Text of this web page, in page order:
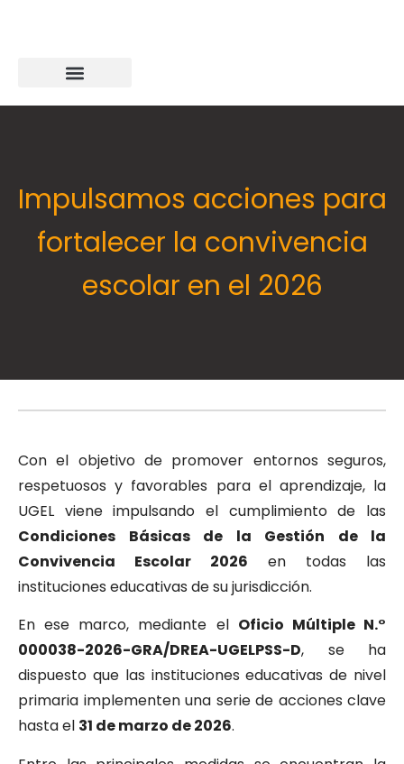
Impulsamos acciones para
fortalecer la convivencia
escolar en el 2026
Con el objetivo de promover entornos seguros,
respetuosos y favorables para el aprendizaje, la
UGEL viene impulsando el cumplimiento de las
Condiciones Básicas de la Gestión de la
Convivencia Escolar 2026 en todas las
instituciones educativas de su jurisdicción.
En ese marco, mediante el Oficio Múltiple N.°
000038-2026-GRA/DREA-UGELPSS-D, se ha
dispuesto que las instituciones educativas de nivel
primaria implementen una serie de acciones clave
hasta el 31 de marzo de 2026.